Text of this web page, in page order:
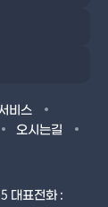
비스
오시는길
대표전화: